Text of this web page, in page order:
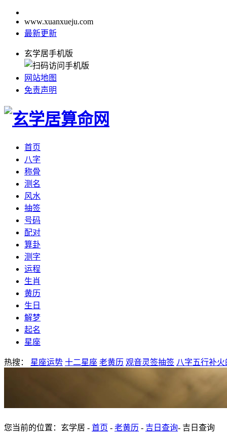
www.xuanxueju.com
最新更新
玄学居手机版
网站地图
免责声明
首页
八字
称骨
测名
风水
抽签
号码
配对
算卦
测字
运程
生肖
黄历
生日
解梦
起名
星座
热搜： 星座运势 十二星座 老黄历 观音灵签抽签 八字五行补
您当前的位置：玄学居 - 首页 - 老黄历 - 吉日查询- 吉日查询